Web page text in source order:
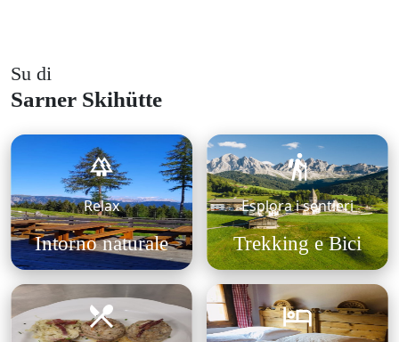
Su di
Sarner Skihütte
Relax
Intorno naturale
Esplora i sentieri
Trekking e Bici